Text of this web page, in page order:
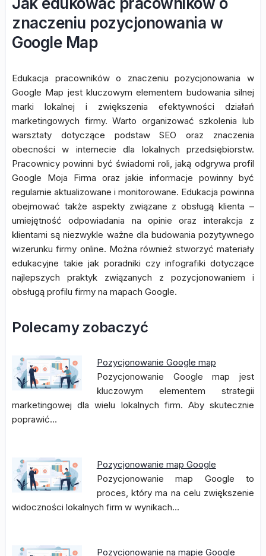
znaczeniu pozycjonowania w
Google Map
Edukacja pracowników o znaczeniu pozycjonowania w
Google Map jest kluczowym elementem budowania silnej
marki lokalnej i zwiększenia efektywności działań
marketingowych firmy. Warto organizować szkolenia lub
warsztaty dotyczące podstaw SEO oraz znaczenia
obecności w internecie dla lokalnych przedsiębiorstw.
Pracownicy powinni być świadomi roli, jaką odgrywa profil
Google Moja Firma oraz jakie informacje powinny być
regularnie aktualizowane i monitorowane. Edukacja powinna
obejmować także aspekty związane z obsługą klienta –
umiejętność odpowiadania na opinie oraz interakcja z
klientami są niezwykle ważne dla budowania pozytywnego
wizerunku firmy online. Można również stworzyć materiały
edukacyjne takie jak poradniki czy infografiki dotyczące
najlepszych praktyk związanych z pozycjonowaniem i
obsługą profilu firmy na mapach Google.
Polecamy zobaczyć
Pozycjonowanie Google map
Pozycjonowanie Google map jest
kluczowym elementem strategii
marketingowej dla wielu lokalnych firm. Aby skutecznie
poprawić…
Pozycjonowanie map Google
Pozycjonowanie map Google to
proces, który ma na celu zwiększenie
widoczności lokalnych firm w wynikach…
Pozycjonowanie na mapie Google